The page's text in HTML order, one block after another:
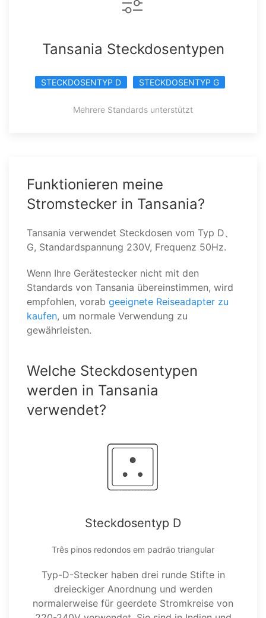
Tansania Steckdosentypen
STECKDOSENTYP D STECKDOSENTYP G
Mehrere Standards unterstützt
Funktionieren meine
Stromstecker in Tansania?
Tansania verwendet Steckdosen vom Typ D、
G, Standardspannung 230V, Frequenz 50Hz.
Wenn Ihre Gerätestecker nicht mit den
Standards von Tansania übereinstimmen, wird
empfohlen, vorab geeignete Reiseadapter zu
kaufen, um normale Verwendung zu
gewährleisten.
Welche Steckdosentypen
werden in Tansania
verwendet?
Steckdosentyp D
Três pinos redondos em padrão triangular
Typ-D-Stecker haben drei runde Stifte in
dreieckiger Anordnung und werden
normalerweise für geerdete Stromkreise von